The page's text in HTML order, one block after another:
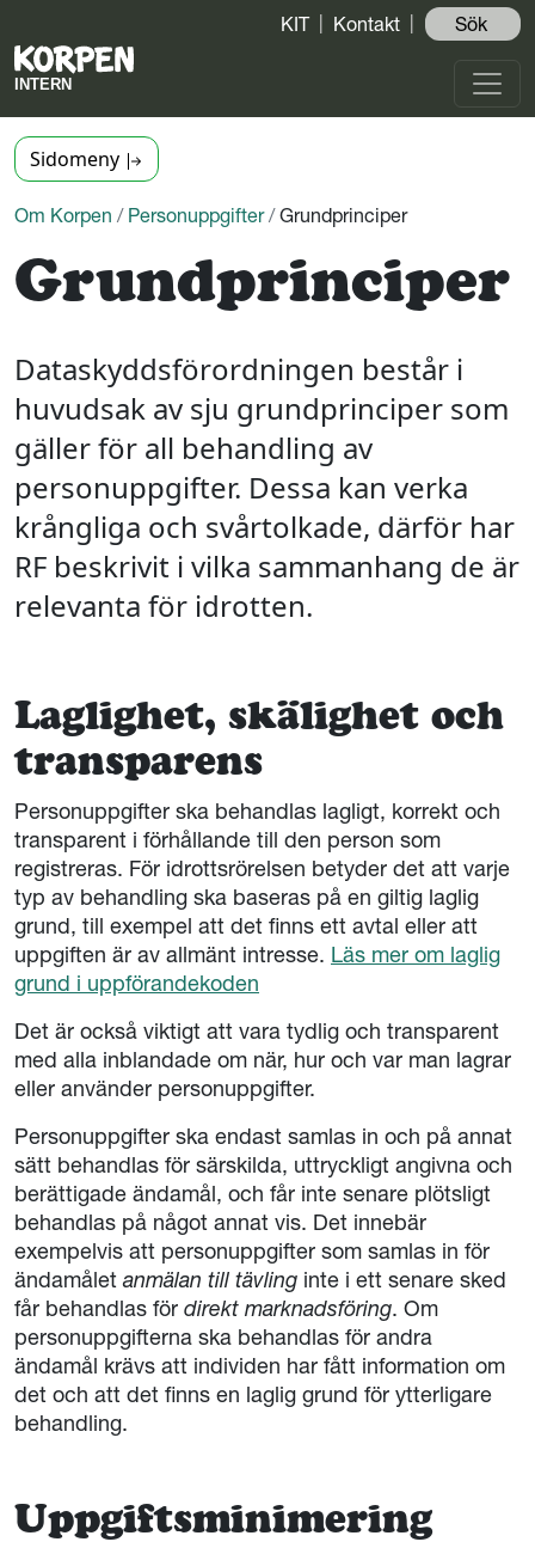
KIT Kontakt Sök ️
Sidomeny
Om Korpen / Personuppgifter / Grundprinciper
Grundprinciper
Dataskyddsförordningen består i
huvudsak av sju grundprinciper som
gäller för all behandling av
personuppgifter. Dessa kan verka
krångliga och svårtolkade, därför har
RF beskrivit i vilka sammanhang de är
relevanta för idrotten.
Laglighet, skälighet och
transparens
Personuppgifter ska behandlas lagligt, korrekt och
transparent i förhållande till den person som
registreras. För idrottsrörelsen betyder det att varje
typ av behandling ska baseras på en giltig laglig
grund, till exempel att det finns ett avtal eller att
uppgiften är av allmänt intresse. Läs mer om laglig
grund i uppförandekoden
Det är också viktigt att vara tydlig och transparent
med alla inblandade om när, hur och var man lagrar
eller använder personuppgifter.
Personuppgifter ska endast samlas in och på annat
sätt behandlas för särskilda, uttryckligt angivna och
berättigade ändamål, och får inte senare plötsligt
behandlas på något annat vis. Det innebär
exempelvis att personuppgifter som samlas in för
ändamåletanmälan till tävling inte i ett senare sked
får behandlas för direkt marknadsföring. Om
personuppgifterna ska behandlas för andra
ändamål krävs att individen har fått information om
det och att det finns en laglig grund för ytterligare
behandling.
Uppgiftsminimering